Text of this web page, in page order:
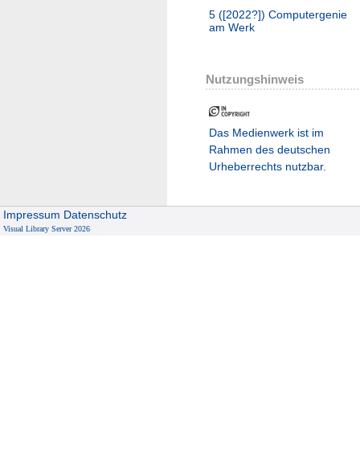
5 ([2022?]) Computergenie
am Werk
Nutzungshinweis
Das Medienwerk ist im
Rahmen des deutschen
Urheberrechts nutzbar.
Impressum Datenschutz
Visual Library Server 2026